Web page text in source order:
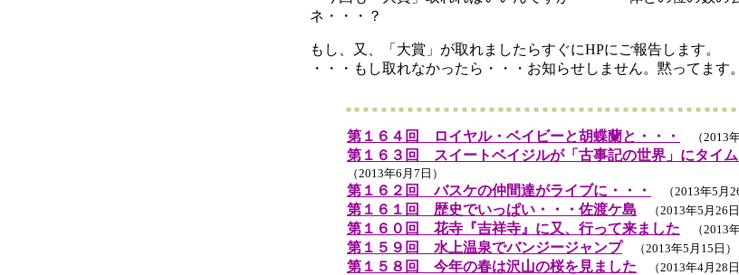
ネ・・・？
もし、又、「大賞」が取れましたらすぐにHPにご報告します。
・・・もし取れなかったら・・・お知らせしません。黙ってます。
第１６４回 ロイヤル・ベイビーと胡蝶蘭と・・・ （2013年
第１６３回 スイートベイジルが「古事記の世界」にタイム
（2013年6月7日）
第１６２回 バスケの仲間達がライブに・・・ （2013年5月26
第１６１回 歴史でいっぱい・・・佐渡ケ島 （2013年5月26日
第１６０回 花寺『吉祥寺』に又、行って来ました （2013年
第１５９回 水上温泉でバンジージャンプ （2013年5月15日）
第１５８回 今年の春は沢山の桜を見ました （2013年4月28日